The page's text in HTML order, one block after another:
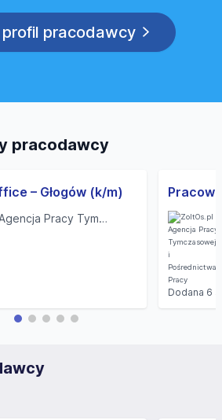
pracodawcy
pracodawcy
– Głogów (k/m)
ZoltOs.pl Agencja Pracy Tymczasowej i Pośrednictwa Pracy
Dodana 6